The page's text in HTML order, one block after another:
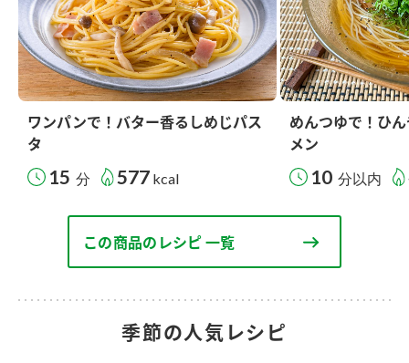
ワンパンで！バター香るしめじパス
タ
15 分 577 kcal
めんつゆで！ひ
メン
10 分以内
この商品のレシピ 一覧
季節の人気レシピ